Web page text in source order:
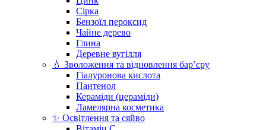
Сірка
Бензоїл пероксид
Чайне дерево
Глина
Деревне вугілля
💧 Зволоження та відновлення бар’єру
Гіалуронова кислота
Пантенол
Кераміди (цераміди)
Ламелярна косметика
✨ Освітлення та сяйво